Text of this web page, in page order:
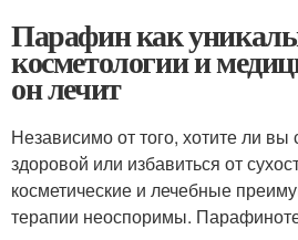
Парафин как
косметологии и
он лечит
Независимо от того, хотите ли
здоровой или избавиться от
косметические и лечебные
терапии неоспоримы.